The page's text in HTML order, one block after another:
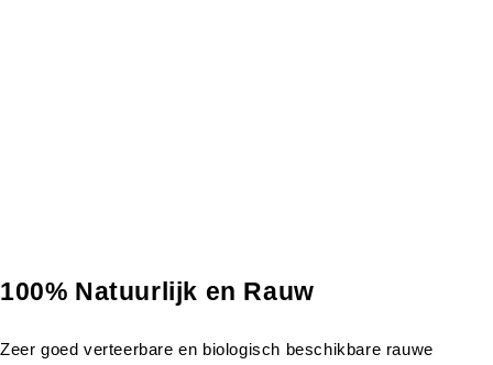
100% Natuurlijk en Rauw
Zeer goed verteerbare en biologisch beschikbare rauwe